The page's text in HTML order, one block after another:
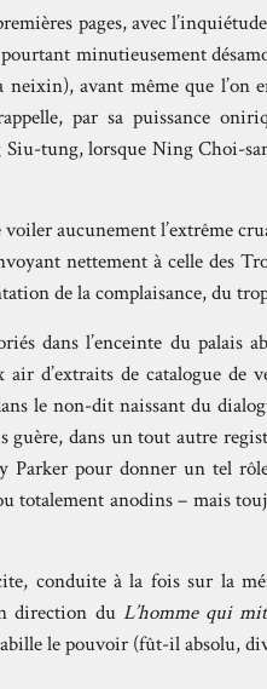
pages, avec
minutieusement
avant même que l’on
par sa puissance
tung, lorsque Ning Choi-
aucunement l’extrême
nettement à celle des
de la complaisance, du
dans l’enceinte du palais
d’extraits de catalogue de
le non-dit naissant du
dans un tout autre
Parker pour donner un tel
totalement anodins – mais
conduite à la fois sur la
direction du L’homme qui
le pouvoir (fût-il absolu,